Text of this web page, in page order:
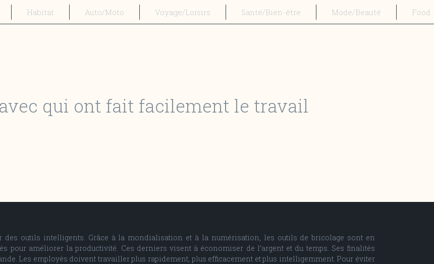
Habitat Auto/Moto Voyage/Loisirs Santé/Bien-être Mode/Beauté Food
qui ont fait facilement le travail
des outils intelligents. Grâce à la mondialisation et à la numérisation, les outils de bricolage sont en
pour améliorer la productivité. Ces derniers visent à économiser de l’argent et du temps. Ses finalités
Les employés doivent travailler plus rapidement, plus efficacement et plus intelligemment. Pour éviter